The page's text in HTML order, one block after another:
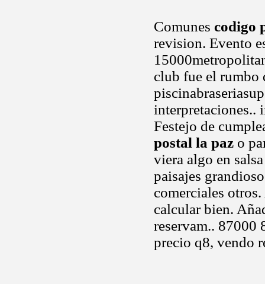
Comunes codigo
revision. Evento
club fue el rumbo
interpretaciones..
Festejo de
postal la paz o
viera algo en
paisajes
comerciales
calcular bien.
reservam.. 87000
precio q8, vendo